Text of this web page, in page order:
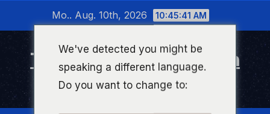
wechseln
Mo.. Aug. 10th, 2026 10:45:41 AM
Timeline Bad Kreuznach
Infonetzwerk für Bad Kreuznach
We've detected you might be
speaking a different language.
Do you want to change to: